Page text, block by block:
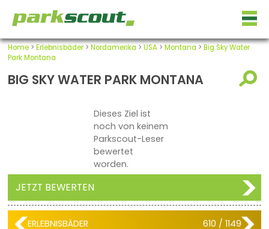
Home> Erlebnisbäder> Nordamerika > USA> Montana > Big Sky Water
Park Montana
BIG SKY WATER PARK MONTANA
Dieses Ziel ist
noch von keinem
Parkscout-Leser
bewertet
worden.
JETZT BEWERTEN
ERLEBNISBÄDER 610 / 1149